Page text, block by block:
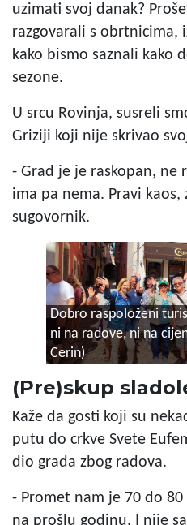
uzimati svoj danak?
razgovarali s obrtnicima,
kako bismo saznali kako
sezone.
U srcu Rovinja, susreli
Griziji koji nije skrivao
- Grad je je raskopan, ne
ima pa nema. Pravi kaos,
sugovornik.
Dobro raspoloženi
ni na radove, ni na
Cerin)
(Pre)skup
Kaže da gosti koji su
putu do crkve Svete
dio grada zbog radova.
- Promet nam je 70 do
na prošlu godinu. I nije